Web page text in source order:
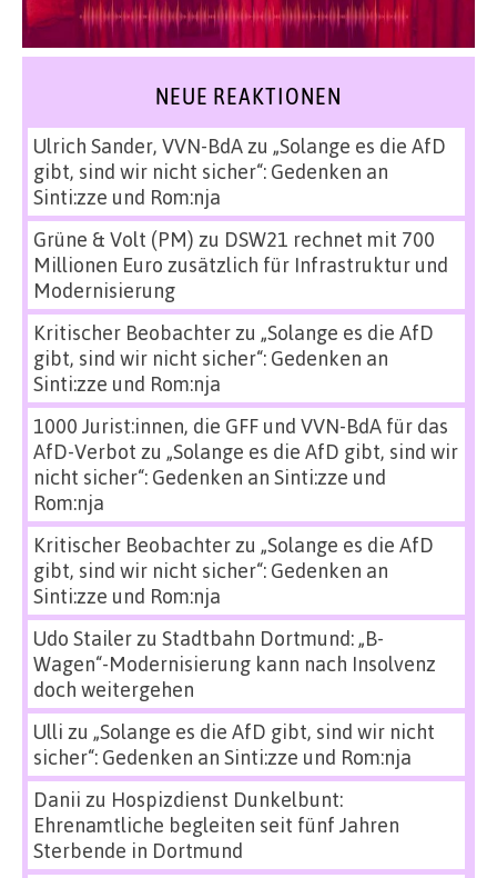
NEUE REAKTIONEN
Ulrich Sander, VVN-BdAzu „Solange es die AfD
gibt, sind wir nicht sicher“: Gedenken an
Sinti:zze und Rom:nja
Grüne & Volt (PM) zu DSW21 rechnet mit 700
Millionen Euro zusätzlich für Infrastruktur und
Modernisierung
Kritischer Beobachterzu „Solange es die AfD
gibt, sind wir nicht sicher“: Gedenken an
Sinti:zze und Rom:nja
1000 Jurist:innen, die GFF und VVN-BdA für das
AfD-Verbot zu „Solange es die AfD gibt, sind wir
nicht sicher“: Gedenken an Sinti:zze und
Rom:nja
Kritischer Beobachterzu „Solange es die AfD
gibt, sind wir nicht sicher“: Gedenken an
Sinti:zze und Rom:nja
Udo Stailerzu Stadtbahn Dortmund: „B-
Wagen“-Modernisierung kann nach Insolvenz
doch weitergehen
Ulli zu „Solange es die AfD gibt, sind wir nicht
sicher“: Gedenken an Sinti:zze und Rom:nja
Danii zu Hospizdienst Dunkelbunt:
Ehrenamtliche begleiten seit fünf Jahren
Sterbende in Dortmund